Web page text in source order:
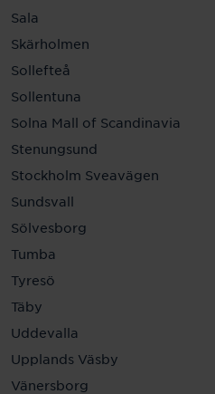
Sala
Skärholmen
Sollefteå
Sollentuna
Solna Mall of Scandinavia
Stenungsund
Stockholm Sveavägen
Sundsvall
Sölvesborg
Tumba
Tyresö
Täby
Uddevalla
Upplands Väsby
Vänersborg